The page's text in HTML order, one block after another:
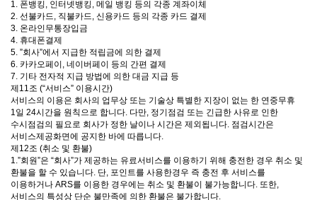
1. 폰뱅킹, 인터넷뱅킹, 메일 뱅킹 등의 각종 계좌이체
2. 선불카드, 직불카드, 신용카드 등의 각종 카드 결제
3. 온라인무통장입금
4. 휴대폰결제
5. ”회사”에서 지급한 적립금에 의한 결제
6. 카카오페이, 네이버페이 등의 간편 결제
7. 기타 전자적 지급 방법에 의한 대금 지급 등
제11조 (“서비스” 이용시간)
서비스의 이용은 회사의 업무상 또는 기술상 특별한 지장이 없는 한 연중무휴
1일 24시간을 원칙으로 합니다. 다만, 정기점검 또는 긴급한 사유로 인한
수시점검의 필요로 회사가 정한 날이나 시간은 제외됩니다. 점검시간은
서비스제공화면에 공지한 바에 따릅니다.
제12조 (취소 및 환불)
1.”회원”은 “회사”가 제공하는 유료서비스를 이용하기 위해 충전한 경우 취소 및
환불을 할 수 있습니다. 단, 포인트를 사용한경우 즉 충전 후 서비스를
이용하거나 ARS를 이용한 경우에는 취소 및 환불이 불가능합니다. 또한,
서비스의 특성상 단순 불만족에 의한 환불은 불가합니다.